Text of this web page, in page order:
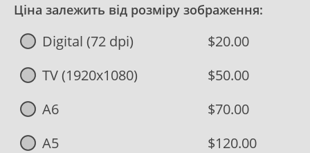
Ціна залежить від розміру зображення:
Digital (72 dpi)
$20.00
TV (1920x1080)
$50.00
A6
$70.00
A5
$120.00